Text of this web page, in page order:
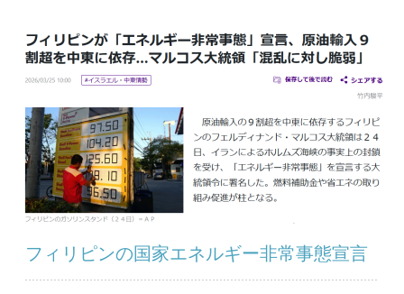
フィリピンの国家エネルギー非常事態宣言